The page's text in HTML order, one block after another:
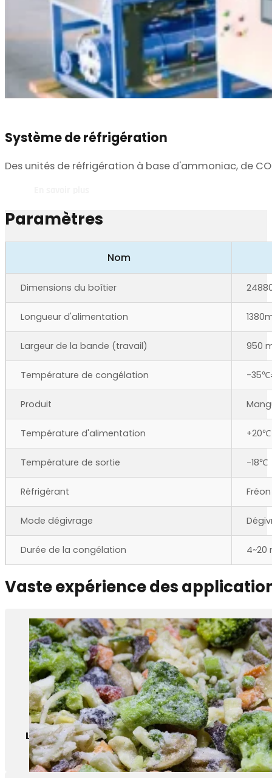
Système de réfrigération
Des unités de réfrigération à base d'ammoniac, de
Paramètres
Nom
Dimensions du boîtier
Longueur d'alimentation
Largeur de la bande (travail) 950
Température de congélation -
Produit
Température d'alimentation +20℃
Température de sortie -18℃
Réfrigérant Fréon
Mode dégivrage
Durée de la congélation 4~20
Vaste expérience des
Légumes